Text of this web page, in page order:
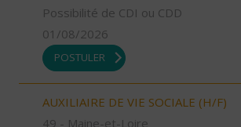
Possibilité de CDI ou CDD
01/08/2026
POSTULER
AUXILIAIRE DE VIE SOCIALE (H/F)
49 - Maine-et-Loire